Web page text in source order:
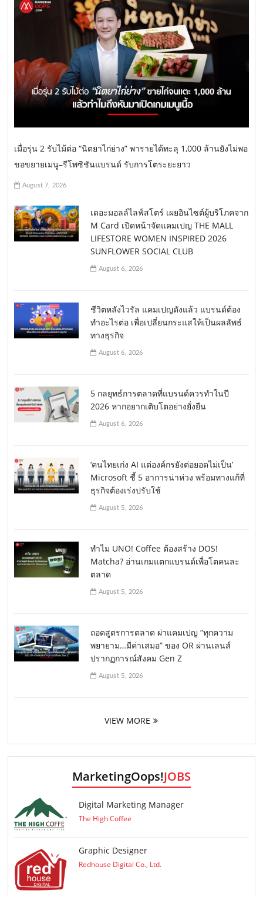
เมื่อรุ่น 2 รับไม้ต่อ “นิตยาไก่ย่าง” พารายได้ทะลุ 1,000 ล้านยังไม่พอ
ขอขยายเมนู–รีโพซิชันแบรนด์ รับการโตระยะยาว
August 7, 2026
เดอะมอลล์ไลฟ์สโตร์ เผยอินไซต์ผู้บริโภคจาก
M Card เปิดหน้าจัดแคมเปญ THE MALL
LIFESTORE WOMEN INSPIRED 2026
SUNFLOWER SOCIAL CLUB
August 6, 2026
ชีวิตหลังไวรัล แคมเปญดังแล้ว แบรนด์ต้อง
ทำอะไรต่อ เพื่อเปลี่ยนกระแสให้เป็นผลลัพธ์
ทางธุรกิจ
August 6, 2026
5 กลยุทธ์การตลาดที่แบรนด์ควรทำในปี
2026 หากอยากเติบโตอย่างยั่งยืน
August 6, 2026
‘คนไทยเก่ง AI แต่องค์กรยังต่อยอดไม่เป็น’
Microsoft ชี้ 5 อาการน่าห่วง พร้อมทางแก้ที่
ธุรกิจต้องเร่งปรับใช้
August 5, 2026
ทำไม UNO! Coffee ต้องสร้าง DOS!
Matcha? อ่านเกมแตกแบรนด์เพื่อโตคนละ
ตลาด
August 5, 2026
ถอดสูตรการตลาด ผ่าแคมเปญ “ทุกความ
พยายาม…มีค่าเสมอ” ของ OR ผ่านเลนส์
ปรากฏการณ์สังคม Gen Z
August 5, 2026
VIEW MORE
MarketingOops!JOBS
Digital Marketing Manager
The High Coffee
Graphic Designer
Redhouse Digital Co., Ltd.